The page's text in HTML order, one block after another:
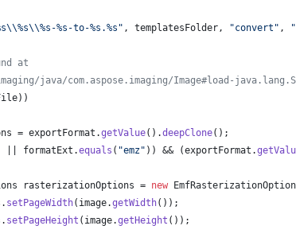
\\%s\\%s-%s-to-%s.%s" , templatesFolder, "convert" ,
at
java/com.aspose.imaging/Image#load-
))
= exportFormat .getValue().deepClone();
|| formatExt .equals ( "emz" )) && (exportFormat .
rasterizationOptions = new
. setPageWidth( image.getWidth());
. setPageHeight ( image.getHeight ());